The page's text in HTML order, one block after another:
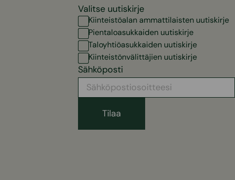
Valitse uutiskirje
Kiinteistöalan ammattilaisten uutiskirje
Pientaloasukkaiden uutiskirje
Taloyhtiöasukkaiden uutiskirje
Kiinteistönvälittäjien uutiskirje
Sähköposti